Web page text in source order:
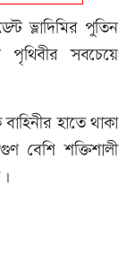
ভ্লাদিমির পুতিন
পৃথিবীর সবচেয়ে
হাতে থাকা
বেশি শক্তিশালী